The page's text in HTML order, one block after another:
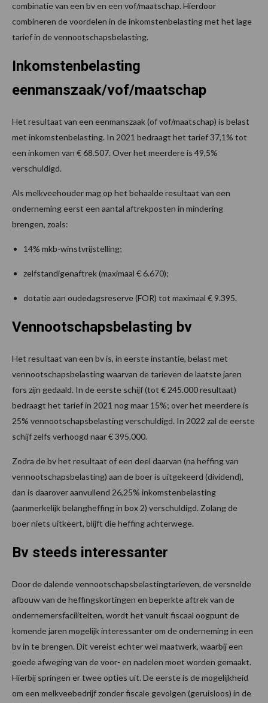
combinatie van een bv en een vof/maatschap. Hierdoor
combineren de voordelen in de inkomstenbelasting met het lage
tarief in de vennootschapsbelasting.
Inkomstenbelasting
eenmanszaak/vof/maatschap
Het resultaat van een eenmanszaak (of vof/maatschap) is belast
met inkomstenbelasting. In 2021 bedraagt het tarief 37,1% tot
een inkomen van € 68.507. Over het meerdere is 49,5%
verschuldigd.
Als melkveehouder mag op het behaalde resultaat van een
onderneming eerst een aantal aftrekposten in mindering
brengen, zoals:
14% mkb-winstvrijstelling;
zelfstandigenaftrek (maximaal € 6.670);
dotatie aan oudedagsreserve (FOR) tot maximaal € 9.395.
Vennootschapsbelasting bv
Het resultaat van een bv is, in eerste instantie, belast met
vennootschapsbelasting waarvan de tarieven de laatste jaren
fors zijn gedaald. In de eerste schijf (tot € 245.000 resultaat)
bedraagt het tarief in 2021 nog maar 15%; over het meerdere is
25% vennootschapsbelasting verschuldigd. In 2022 zal de eerste
schijf zelfs verhoogd naar € 395.000.
Zodra de bv het resultaat of een deel daarvan (na heffing van
vennootschapsbelasting) aan de boer is uitgekeerd (dividend),
dan is daarover aanvullend 26,25% inkomstenbelasting
(aanmerkelijk belangheffing in box 2) verschuldigd. Zolang de
boer niets uitkeert, blijft die heffing achterwege.
Bv steeds interessanter
Door de dalende vennootschapsbelastingtarieven, de versnelde
afbouw van de heffingskortingen en beperkte aftrek van de
ondernemersfaciliteiten, wordt het vanuit fiscaal oogpunt de
komende jaren mogelijk interessanter om de onderneming in een
bv in te brengen. Dit vereist echter wel maatwerk, waarbij een
goede afweging van de voor- en nadelen moet worden gemaakt.
Hierbij springen er twee opties uit. De eerste is de mogelijkheid
om een melkveebedrijf zonder fiscale gevolgen (geruisloos) in de